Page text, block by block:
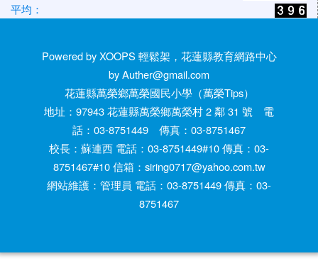
平均：
Powered by XOOPS 輕鬆架，花蓮縣教育網路中心
by Auther@gmail.com
花蓮縣萬榮鄉萬榮國民小學（萬榮Tips）
地址：97943 花蓮縣萬榮鄉萬榮村 2 鄰 31 號 電
話：03-8751449 傳真：03-8751467
校長：蘇連西 電話：03-8751449#10 傳真：03-
8751467#10 信箱：siring0717@yahoo.com.tw
網站維護：管理員 電話：03-8751449 傳真：03-
8751467